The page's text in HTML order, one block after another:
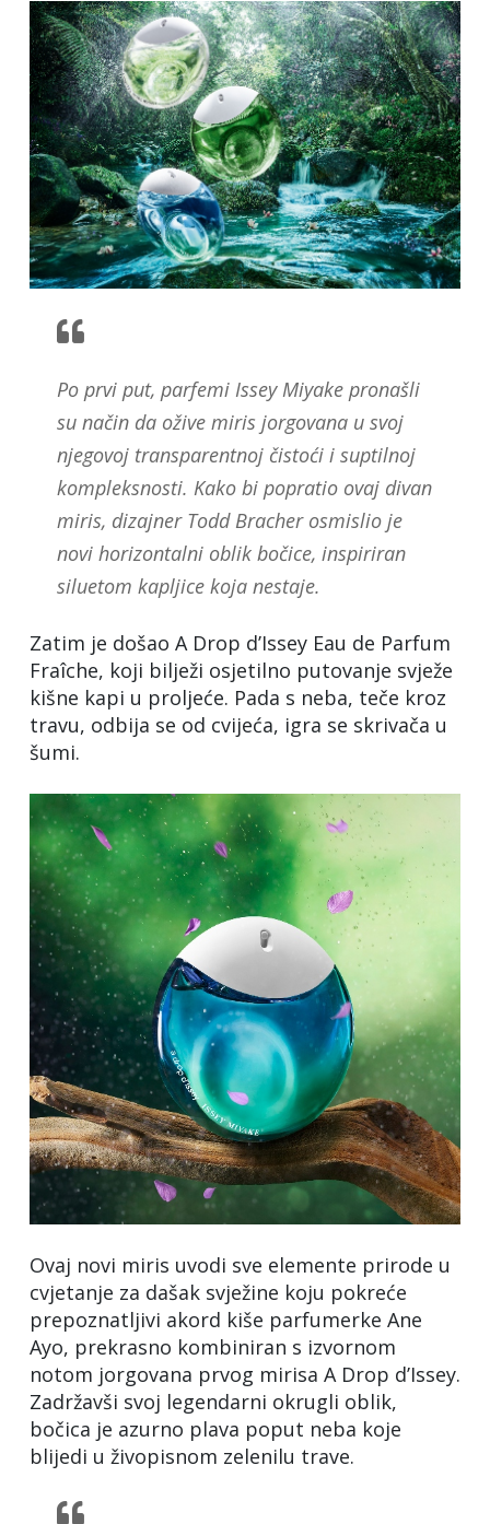
Po prvi put, parfemi Issey Miyake pronašli
su način da ožive miris jorgovana u svoj
njegovoj transparentnoj čistoći i suptilnoj
kompleksnosti. Kako bi popratio ovaj divan
miris, dizajner Todd Bracher osmislio je
novi horizontalni oblik bočice, inspiriran
siluetom kapljice koja nestaje.
Zatim je došao A Drop d’Issey Eau de Parfum
Fraîche, koji bilježi osjetilno putovanje svježe
kišne kapi u proljeće. Pada s neba, teče kroz
travu, odbija se od cvijeća, igra se skrivača u
šumi.
Ovaj novi miris uvodi sve elemente prirode u
cvjetanje za dašak svježine koju pokreće
prepoznatljivi akord kiše parfumerke Ane
Ayo, prekrasno kombiniran s izvornom
notom jorgovana prvog mirisa A Drop d’Issey.
Zadržavši svoj legendarni okrugli oblik,
bočica je azurno plava poput neba koje
blijedi u živopisnom zelenilu trave.